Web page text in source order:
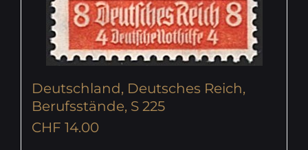
Deutschland, Deutsches Reich,
Berufsstände, S 225
CHF 14.00